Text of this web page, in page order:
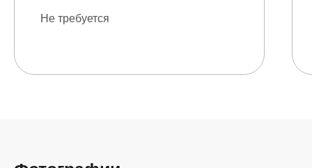
Не требуется